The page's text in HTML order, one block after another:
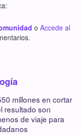
o Accede al
millones en cortar
resultado son
de viaje para